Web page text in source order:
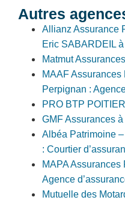
Autres
Allianz Assurance
Eric SABARDEIL
Matmut
MAAF
Perpignan :
PRO BTP
GMF Assurances
Albéa Patrimoine
: Courtier
MAPA
Agence
Mutuelle des